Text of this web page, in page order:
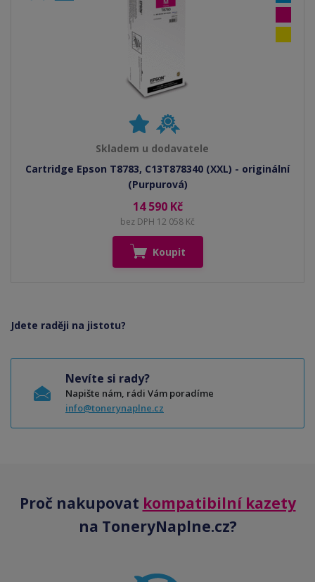
Skladem u dodavatele
Cartridge Epson T8783, C13T878340 (XXL) - originální
(Purpurová)
14 590 Kč
bez DPH 12 058 Kč
Koupit
Jdete raději na jistotu?
Nevíte si rady?
Napište nám, rádi Vám poradíme
info@tonerynaplne.cz
Proč nakupovat kompatibilní kazety
na ToneryNaplne.cz?